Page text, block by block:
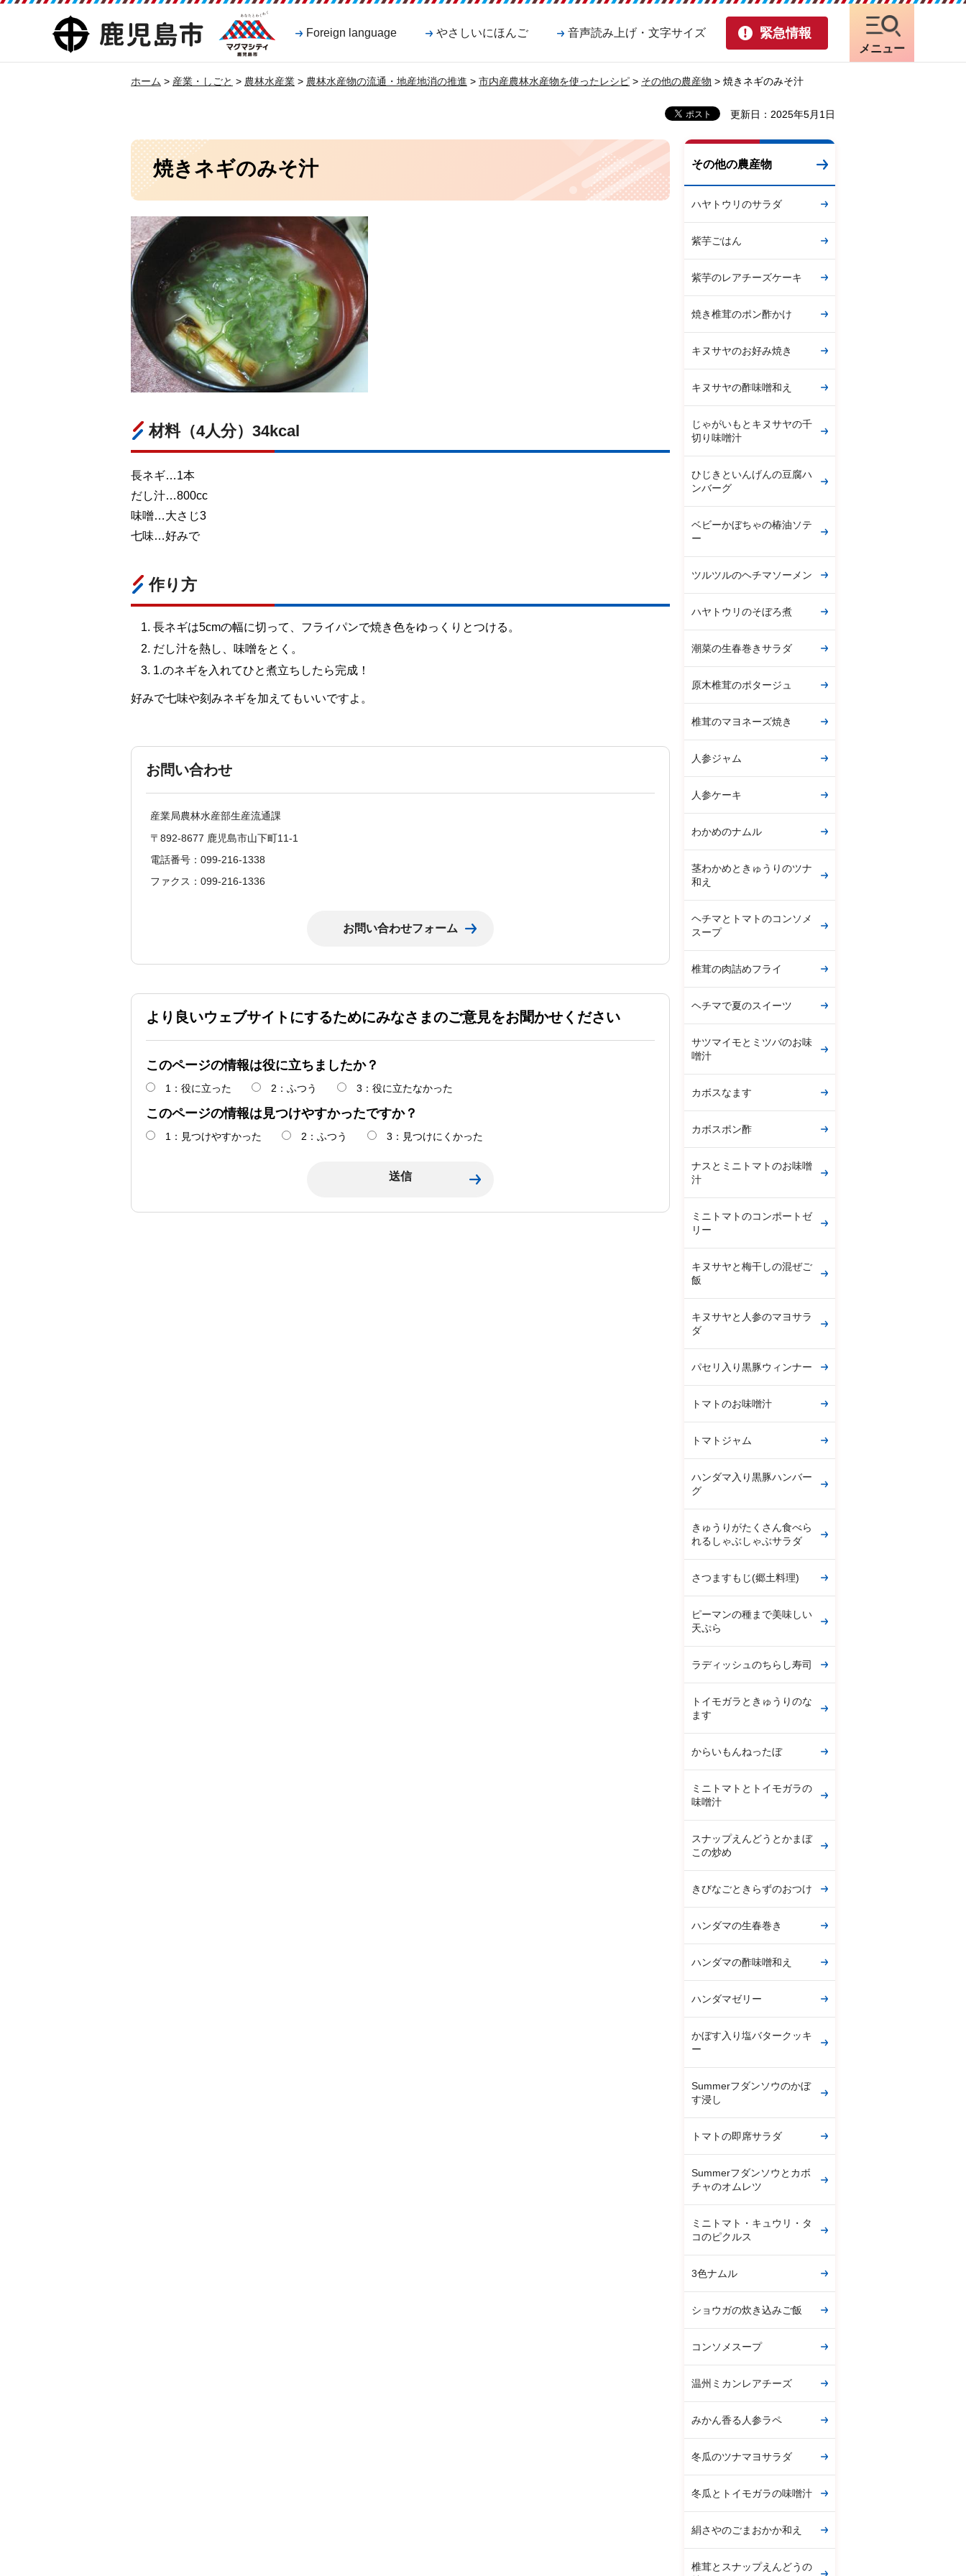
鹿児島市
マグマシティ
鹿児島市
Foreign language やさしいにほんご 音声読み上げ・文字サイズ 緊急情報
メニュー
ホーム > 産業・しごと > 農林水産業 > 農林水産物の流通・地産地消の推進 > 市内産農林水産物を使ったレシピ > その他の農産物 > 焼きネギのみそ汁
更新日：2025年5月1日
焼きネギのみそ汁
材料（4人分）34kcal
長ネギ…1本
だし汁…800cc
味噌…大さじ3
七味…好みで
作り方
長ネギは5cmの幅に切って、フライパンで焼き色をゆっくりとつける。
だし汁を熱し、味噌をとく。
1.のネギを入れてひと煮立ちしたら完成！
好みで七味や刻みネギを加えてもいいですよ。
お問い合わせ
産業局農林水産部生産流通課
〒892-8677 鹿児島市山下町11-1
電話番号：099-216-1338
ファクス：099-216-1336
より良いウェブサイトにするためにみなさまのご意見をお聞かせください
このページの情報は役に立ちましたか？
1：役に立った 2：ふつう 3：役に立たなかった
このページの情報は見つけやすかったですか？
1：見つけやすかった 2：ふつう 3：見つけにくかった
その他の農産物
ハヤトウリのサラダ
紫芋ごはん
紫芋のレアチーズケーキ
焼き椎茸のポン酢かけ
キヌサヤのお好み焼き
キヌサヤの酢味噌和え
じゃがいもとキヌサヤの千
切り味噌汁
ひじきといんげんの豆腐ハ
ンバーグ
ベビーかぼちゃの椿油ソテ
ー
ツルツルのヘチマソーメン
ハヤトウリのそぼろ煮
潮菜の生春巻きサラダ
原木椎茸のポタージュ
椎茸のマヨネーズ焼き
人参ジャム
人参ケーキ
わかめのナムル
茎わかめときゅうりのツナ
和え
ヘチマとトマトのコンソメ
スープ
椎茸の肉詰めフライ
ヘチマで夏のスイーツ
サツマイモとミツバのお味
噌汁
カボスなます
カボスポン酢
ナスとミニトマトのお味噌
汁
ミニトマトのコンポートゼ
リー
キヌサヤと梅干しの混ぜご
飯
キヌサヤと人参のマヨサラ
ダ
パセリ入り黒豚ウィンナー
トマトのお味噌汁
トマトジャム
ハンダマ入り黒豚ハンバー
グ
きゅうりがたくさん食べら
れるしゃぶしゃぶサラダ
さつますもじ(郷土料理)
ピーマンの種まで美味しい
天ぷら
ラディッシュのちらし寿司
トイモガラときゅうりのな
ます
からいもんねったぼ
ミニトマトとトイモガラの
味噌汁
スナップえんどうとかまぼ
この炒め
きびなごときらずのおつけ
ハンダマの生春巻き
ハンダマの酢味噌和え
ハンダマゼリー
かぼす入り塩バタークッキ
ー
Summerフダンソウのかぼ
す浸し
トマトの即席サラダ
Summerフダンソウとカボ
チャのオムレツ
ミニトマト・キュウリ・タ
コのピクルス
3色ナムル
ショウガの炊き込みご飯
コンソメスープ
温州ミカンレアチーズ
みかん香る人参ラペ
冬瓜のツナマヨサラダ
冬瓜とトイモガラの味噌汁
絹さやのごまおかか和え
椎茸とスナップえんどうの